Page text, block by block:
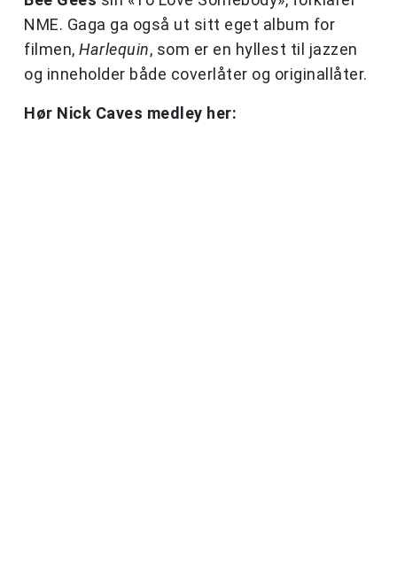
NME. Gaga ga også ut sitt eget album for
filmen, Harlequin, som er en hyllest til jazzen
og inneholder både coverlåter og originallåter.
Hør Nick Caves medley her: